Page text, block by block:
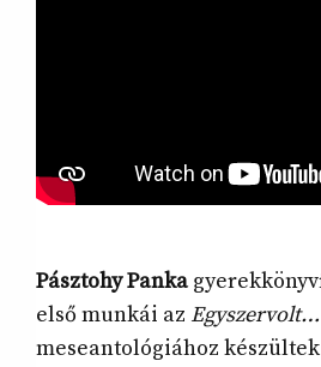
Pásztohy Panka
első munkái az Egyszervolt…
meseantológiához